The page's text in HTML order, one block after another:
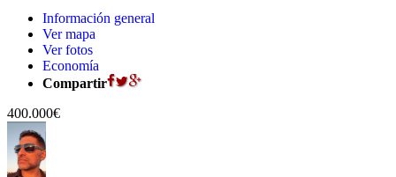
Información general
Ver mapa
Ver fotos
Economía
Compartir
400.000€